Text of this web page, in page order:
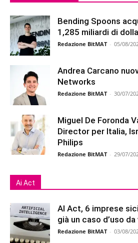
Bending Spoons
1,285 miliardi di
Redazione BitMAT - 05/08/
Andrea Carcano
Networks
Redazione BitMAT - 30/07/
Miguel De Foronda
Director per Italia,
Philips
Redazione BitMAT - 29/07/
Ai Act
AI Act, 6 imprese
già un caso d’uso
Redazione BitMAT - 03/08/